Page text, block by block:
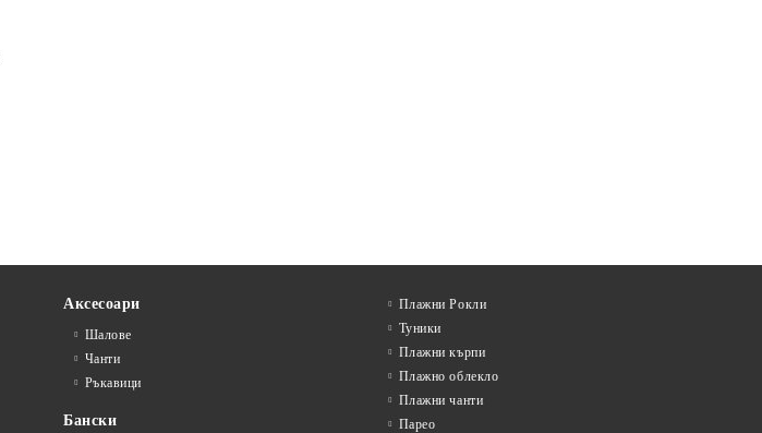
Аксесоари
Шалове
Чанти
Ръкавици
Бански
Плажни Рокли
Туники
Плажни кърпи
Плажно облекло
Плажни чанти
Парео